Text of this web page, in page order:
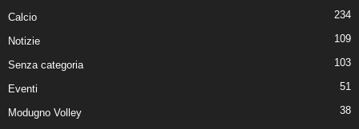
Calcio 234
Notizie 109
Senza categoria 103
Eventi 51
Modugno Volley 38